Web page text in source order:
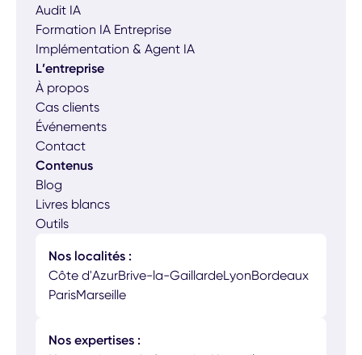
Audit IA
Formation IA Entreprise
Implémentation & Agent IA
L’entreprise
À propos
Cas clients
Événements
Contact
Contenus
Blog
Livres blancs
Outils
Nos localités :
Côte d'AzurBrive-la-GaillardeLyonBordeaux
ParisMarseille
Nos expertises :